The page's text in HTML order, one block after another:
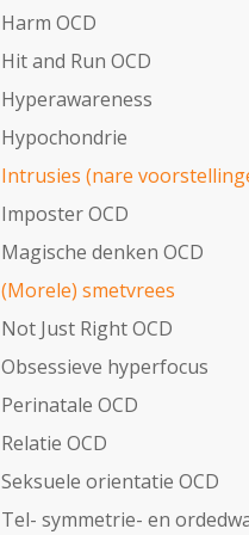
Harm OCD
Hit and Run OCD
Hyperawareness
Hypochondrie
Intrusies (nare
Imposter OCD
Magische denken OCD
(Morele) smetvrees
Not Just Right OCD
Obsessieve hyperfocus
Perinatale OCD
Relatie OCD
Seksuele orientatie OCD
Tel- symmetrie- en